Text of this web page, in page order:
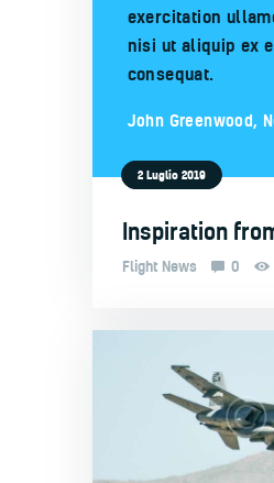
exercitation
nisi ut aliquip ex
consequat.
John Greenwood,
2 Luglio 2019
Inspiration
Flight News 0